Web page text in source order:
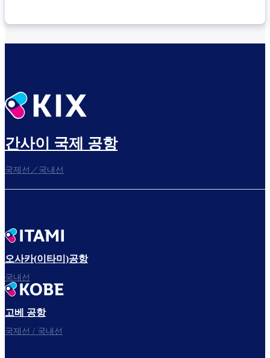
간사이 국제 공항
국제선／국내선
오사카(이타미)공항
국내선
고베 공항
국제선 / 국내선